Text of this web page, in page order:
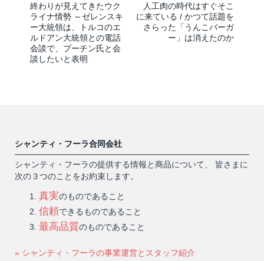
終わりが見えてきたウク
ライナ情勢 ～ゼレンスキ
ー大統領は、トルコのエ
ルドアン大統領との電話
会談で、プーチン氏と会
談したいと表明
人工肉の時代はすぐそこ
に来ている / かつて話題を
さらった「うんこバーガ
ー」は消えたのか
シャンティ・フーラ合同会社
シャンティ・フーラの提供する情報と商品について、 皆さまに
次の３つのことをお約束します。
真実のものであること
信頼できるものであること
最高品質のものであること
» シャンティ・フーラの事業運営とスタッフ紹介